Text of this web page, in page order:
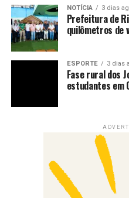
NOTÍCIA 3 dias
Prefeitura de
quilômetros de
ESPORTE 3 dias
Fase rural dos
estudantes em